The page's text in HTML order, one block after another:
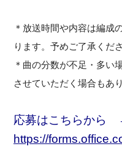
＊放送時間や内容は編成
ります。予めご了承くださ
＊曲の分数が不足・多い
させていただく場合もあ
応募はこちらか
https://